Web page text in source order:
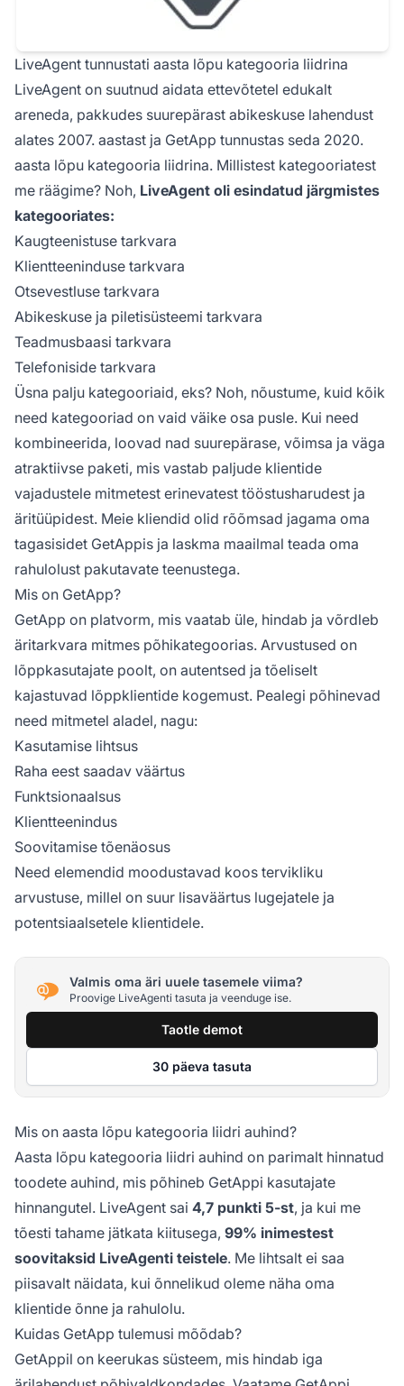
LiveAgent tunnustati aasta lõpu kategooria liidrina
LiveAgent on suutnud aidata ettevõtetel edukalt
areneda, pakkudes suurepärast abikeskuse lahendust
alates 2007. aastast ja GetApp tunnustas seda 2020.
aasta lõpu kategooria liidrina. Millistest kategooriatest
me räägime? Noh, LiveAgent oli esindatud järgmistes
kategooriates:
Kaugteenistuse tarkvara
Klientteeninduse tarkvara
Otsevestluse tarkvara
Abikeskuse ja piletisüsteemi tarkvara
Teadmusbaasi tarkvara
Telefoniside tarkvara
Üsna palju kategooriaid, eks? Noh, nõustume, kuid kõik
need kategooriad on vaid väike osa pusle. Kui need
kombineerida, loovad nad suurepärase, võimsa ja väga
atraktiivse paketi, mis vastab paljude klientide
vajadustele mitmetest erinevatest tööstusharudest ja
äritüüpidest. Meie kliendid olid rõõmsad jagama oma
tagasisidet GetAppis ja laskma maailmal teada oma
rahulolust pakutavate teenustega.
Mis on GetApp?
GetApp on platvorm, mis vaatab üle, hindab ja võrdleb
äritarkvara mitmes põhikategoorias. Arvustused on
lõppkasutajate poolt, on autentsed ja tõeliselt
kajastuvad lõppklientide kogemust. Pealegi põhinevad
need mitmetel aladel, nagu:
Kasutamise lihtsus
Raha eest saadav väärtus
Funktsionaalsus
Klientteenindus
Soovitamise tõenäosus
Need elemendid moodustavad koos tervikliku
arvustuse, millel on suur lisaväärtus lugejatele ja
potentsiaalsetele klientidele.
Valmis oma äri uuele tasemele viima?
Proovige LiveAgenti tasuta ja veenduge ise.
Taotle demot
30 päeva tasuta
Mis on aasta lõpu kategooria liidri auhind?
Aasta lõpu kategooria liidri auhind on parimalt hinnatud
toodete auhind, mis põhineb GetAppi kasutajate
hinnangutel. LiveAgent sai 4,7 punkti 5-st, ja kui me
tõesti tahame jätkata kiitusega, 99% inimestest
soovitaksid LiveAgenti teistele. Me lihtsalt ei saa
piisavalt näidata, kui õnnelikud oleme näha oma
klientide õnne ja rahulolu.
Kuidas GetApp tulemusi mõõdab?
GetAppil on keerukas süsteem, mis hindab iga